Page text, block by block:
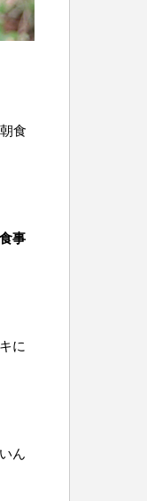
食
事
に
ん